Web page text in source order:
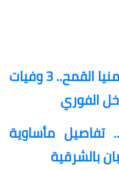
"الكوبرا" تحصد الأرواح في منيا القمح.. 3 وفيات
الفوري
تفاصيل مأساوية
بالشرقية